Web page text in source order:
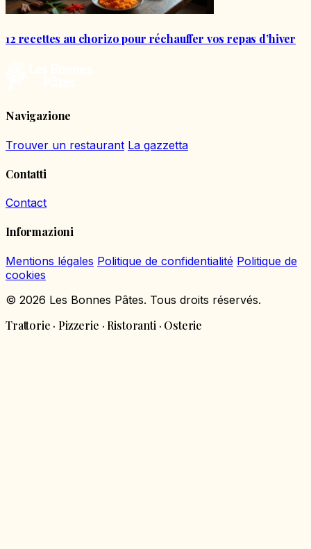
12 recettes au chorizo pour réchauffer vos repas d’hiver
Navigazione
Trouver un restaurant La gazzetta
Contatti
Contact
Informazioni
Mentions légales Politique de confidentialité Politique de
cookies
© 2026 Les Bonnes Pâtes. Tous droits réservés.
Trattorie · Pizzerie · Ristoranti · Osterie